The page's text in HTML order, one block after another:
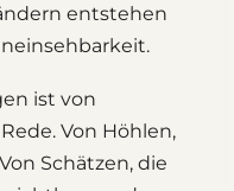
entstehen
ist von
Von Höhlen,
Schätzen, die